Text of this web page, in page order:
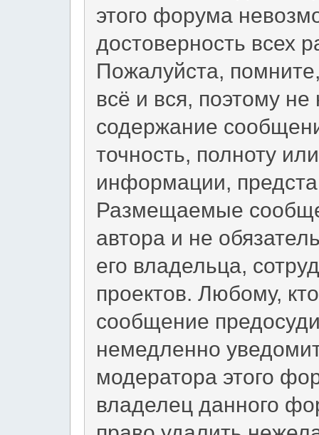
этого форума
достоверность всех
Пожалуйста,
всё и вся, поэтому не
содержание
точность, полноту
информации,
Размещаемые
автора и не
его владельца,
проектов. Любому,
сообщение
немедленно
модератора этого
владелец данного